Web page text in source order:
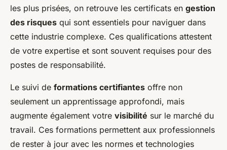
les plus prisées, on retrouve les certificats en gestion
des risques qui sont essentiels pour naviguer dans
cette industrie complexe. Ces qualifications attestent
de votre expertise et sont souvent requises pour des
postes de responsabilité.
Le suivi de formations certifiantes offre non
seulement un apprentissage approfondi, mais
augmente également votre visibilité sur le marché du
travail. Ces formations permettent aux professionnels
de rester à jour avec les normes et technologies